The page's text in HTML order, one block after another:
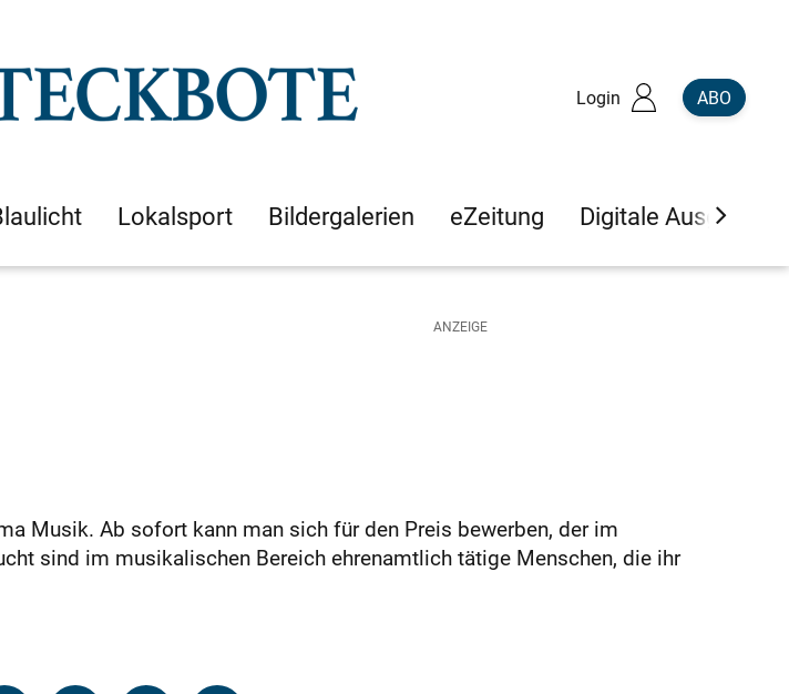
Login ABO
Lokalsport Bildergalerien eZeitung Digitale Ausgaben
Musik. Ab sofort kann man sich für den Preis bewerben, der im
sind im musikalischen Bereich ehrenamtlich tätige Menschen, die ihr